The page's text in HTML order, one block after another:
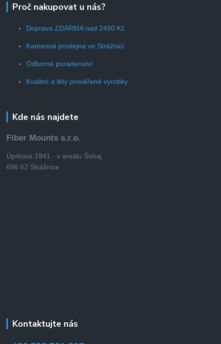
Proč nakupovat u nás?
Doprava ZDARMA nad 2490 Kč
Kamenná prodejna ve Strážnici
Odborné poradenství
Kvalitní a léty prověřené výrobky
Kde nás najdete
Fiber Mounts s.r.o.
Úprkova 1941 - v areálu Šohaj
696 62 Strážnice
Kontaktujte nás